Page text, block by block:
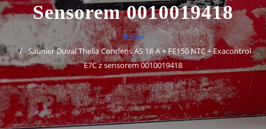
Sensorem 0010019418
Home
Saunier Duval Thelia Condens AS 18-A + FE150 NTC + Exacontrol
E7C z sensorem 0010019418